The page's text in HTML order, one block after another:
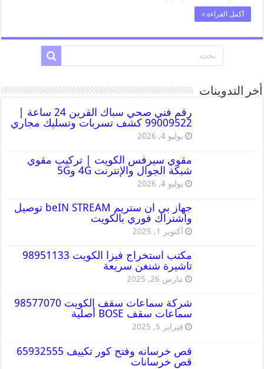
أكمل القراءة »
أخر التدوينات
رقم فني صحي سباك القرين 24 ساعة |
99009522 كشف تسربات وتسليك مجاري
يوليو 4, 2026
مقوي سيرفس الكويت | تركيب مقوي
شبكة الجوال والإنترنت 4G و5G
يوليو 4, 2026
جهاز بي ان ستريم beIN STREAM توصيل
واشتراك فوري بالكويت
أكتوبر 1, 2025
مكتب استخراج فيزا الكويت 98951133
تاشيرة شنغن سريعة
مارس 26, 2025
شركة سماعات سقف الكويت 98577070
سماعات سقف BOSE أصلية
فبراير 5, 2025
قص خرسانه وفتح كور تكييف 65932555
قص خرسانات